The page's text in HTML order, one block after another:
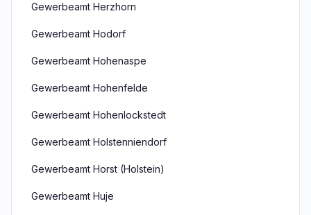
Gewerbeamt Herzhorn
Gewerbeamt Hodorf
Gewerbeamt Hohenaspe
Gewerbeamt Hohenfelde
Gewerbeamt Hohenlockstedt
Gewerbeamt Holstenniendorf
Gewerbeamt Horst (Holstein)
Gewerbeamt Huje